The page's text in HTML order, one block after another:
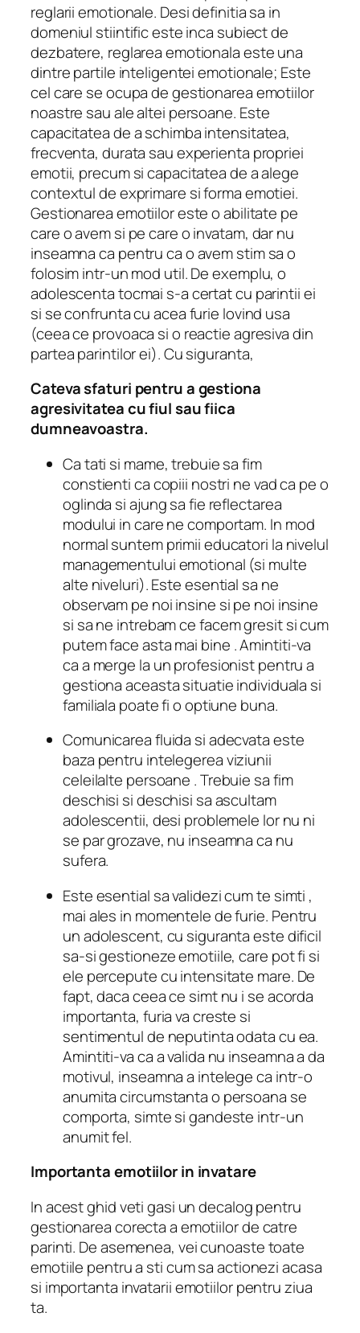
reglarii emotionale. Desi definitia sa in
domeniul stiintific este inca subiect de
dezbatere, reglarea emotionala este una
dintre partile inteligentei emotionale; Este
cel care se ocupa de gestionarea emotiilor
noastre sau ale altei persoane. Este
capacitatea de a schimba intensitatea,
frecventa, durata sau experienta propriei
emotii, precum si capacitatea de a alege
contextul de exprimare si forma emotiei.
Gestionarea emotiilor este o abilitate pe
care o avem si pe care o invatam, dar nu
inseamna ca pentru ca o avem stim sa o
folosim intr-un mod util.De exemplu, o
adolescenta tocmai s-a certat cu parintii ei
si se confrunta cu acea furie lovind usa
(ceea ce provoaca si o reactie agresiva din
partea parintilor ei).Cu siguranta,
Cateva sfaturi pentru a gestiona
agresivitatea cu fiul sau fiica
dumneavoastra.
Ca tati si mame, trebuie sa fim
constienti ca copiii nostri ne vad ca pe o
oglinda si ajung sa fie reflectarea
modului in care ne comportam. In mod
normal suntem primii educatori la nivelul
managementului emotional (si multe
alte niveluri).Este esential sa ne
observam pe noi insine si pe noi insine
si sa ne intrebam ce facem gresit si cum
putem face asta mai bine .Amintiti-va
ca a merge la un profesionist pentru a
gestiona aceasta situatie individuala si
familiala poate fi o optiune buna.
Comunicarea fluida si adecvata este
baza pentru intelegerea viziunii
celeilalte persoane .Trebuie sa fim
deschisi si deschisi sa ascultam
adolescentii, desi problemele lor nu ni
se par grozave, nu inseamna ca nu
sufera.
Este esential sa validezi cum te simti ,
mai ales in momentele de furie. Pentru
un adolescent, cu siguranta este dificil
sa-si gestioneze emotiile, care pot fi si
ele percepute cu intensitate mare. De
fapt, daca ceea ce simt nu i se acorda
importanta, furia va creste si
sentimentul de neputinta odata cu ea.
Amintiti-va ca a valida nu inseamna a da
motivul, inseamna a intelege ca intr-o
anumita circumstanta o persoana se
comporta, simte si gandeste intr-un
anumit fel.
Importanta emotiilor in invatare
In acest ghid veti gasi un decalog pentru
gestionarea corecta a emotiilorde catre
parinti. De asemenea, vei cunoaste toate
emotiile pentru a sti cum sa actionezi acasa
si importanta invatarii emotiilorpentru ziua
ta.